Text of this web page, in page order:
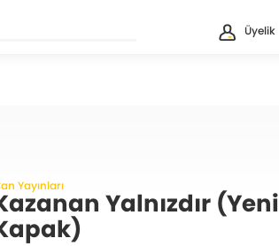
Üyelik
Yayınları
Yalnızdır (Yeni